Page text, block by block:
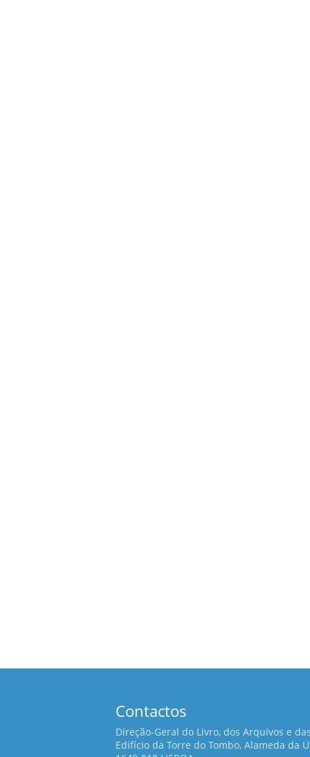
Contactos
Direção-Geral do Livro, dos Arquivos e
Edifício da Torre do Tombo, Alameda da